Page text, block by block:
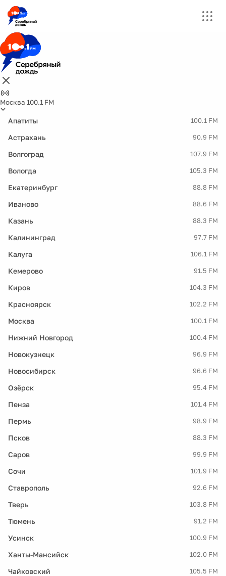
Москва 100.1 FM
Апатиты 100.1 FM
Астрахань 90.9 FM
Волгоград 107.9 FM
Вологда 105.3 FM
Екатеринбург 88.8 FM
Иваново 88.6 FM
Казань 88.3 FM
Калининград 97.7 FM
Калуга 106.1 FM
Кемерово 91.5 FM
Киров 104.3 FM
Красноярск 102.2 FM
Москва 100.1 FM
Нижний Новгород 100.4 FM
Новокузнецк 96.9 FM
Новосибирск 96.6 FM
Озёрск 95.4 FM
Пенза 101.4 FM
Пермь 98.9 FM
Псков 88.3 FM
Саров 99.9 FM
Сочи 101.9 FM
Ставрополь 92.6 FM
Тверь 103.8 FM
Тюмень 91.2 FM
Усинск 100.9 FM
Ханты-Мансийск 102.0 FM
Чайковский 105.5 FM